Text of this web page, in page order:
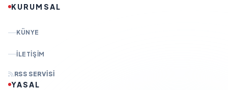
KURUMSAL
KÜNYE
İLETIŞIM
RSS SERVISI
YASAL